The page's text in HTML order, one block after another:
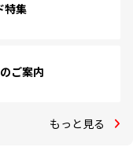
特集
ご案内
もっと見る